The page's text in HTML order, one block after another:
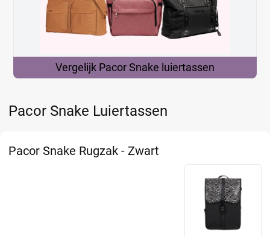
Vergelijk Pacor Snake luiertassen
Pacor Snake Luiertassen
Pacor Snake Rugzak - Zwart